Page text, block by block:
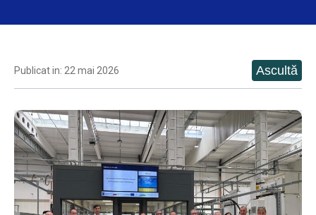
Publicat in: 22 mai 2026